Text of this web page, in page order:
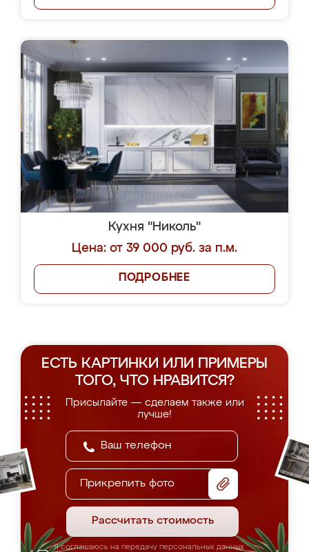
Кухня "Николь"
Цена: от 39 000 руб. за п.м.
ПОДРОБНЕЕ
ЕСТЬ КАРТИНКИ ИЛИ ПРИМЕРЫ
ТОГО, ЧТО НРАВИТСЯ?
Присылайте — сделаем также или
лучше!
Прикрепить фото
Рассчитать стоимость
Я соглашаюсь на передачу персональных данных